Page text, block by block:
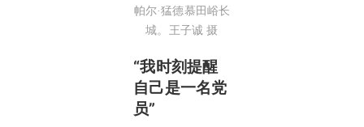
帕尔·猛德慕田峪长
城。王子诚 摄
“我时刻提醒
自己是一名党
员”